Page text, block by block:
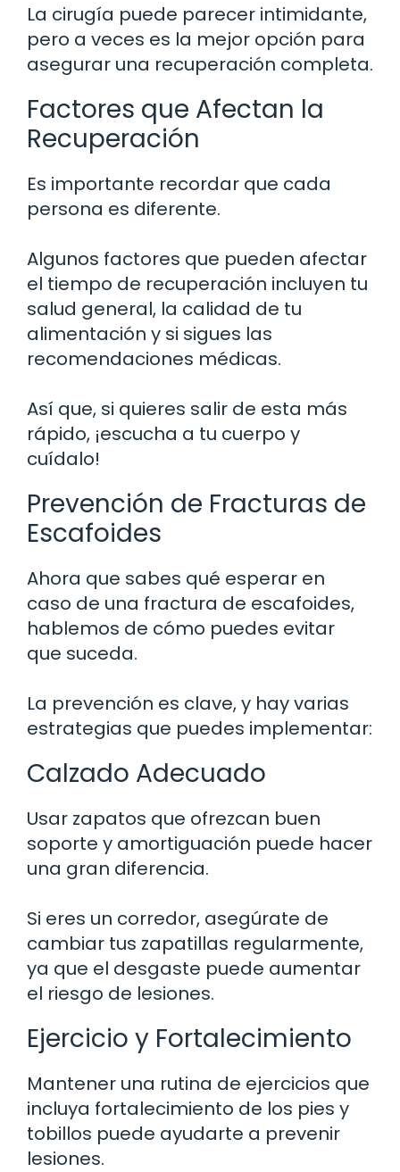
La cirugía puede parecer intimidante,
pero a veces es la mejor opción para
asegurar una recuperación completa.
Factores que Afectan la
Recuperación
Es importante recordar que cada
persona es diferente.
Algunos factores que pueden afectar
el tiempo de recuperación incluyen tu
salud general, la calidad de tu
alimentación y si sigues las
recomendaciones médicas.
Así que, si quieres salir de esta más
rápido, ¡escucha a tu cuerpo y
cuídalo!
Prevención de Fracturas de
Escafoides
Ahora que sabes qué esperar en
caso de una fractura de escafoides,
hablemos de cómo puedes evitar
que suceda.
La prevención es clave, y hay varias
estrategias que puedes implementar:
Calzado Adecuado
Usar zapatos que ofrezcan buen
soporte y amortiguación puede hacer
una gran diferencia.
Si eres un corredor, asegúrate de
cambiar tus zapatillas regularmente,
ya que el desgaste puede aumentar
el riesgo de lesiones.
Ejercicio y Fortalecimiento
Mantener una rutina de ejercicios que
incluya fortalecimiento de los pies y
tobillos puede ayudarte a prevenir
lesiones.